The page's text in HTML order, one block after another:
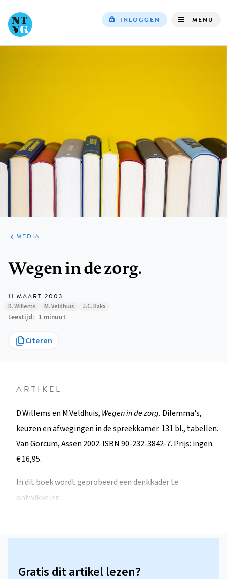
INLOGGEN MENU
ARTIKELEN
VARIA
MEDIA
Wegen in de zorg.
11 MAART 2003
D. Willems M. Veldhuis J.C. Bakx
Leestijd 1 minuut
Citeren
ARTIKEL
D.Willems en M.Veldhuis, Wegen in de zorg. Dilemma's,
keuzen en afwegingen in de spreekkamer. 131 bl., tabellen.
Van Gorcum, Assen 2002. ISBN 90-232-3842-7. Prijs: ingen.
€ 16,95.
In dit boek wordt geprobeerd een denkkader te
ontwikkelen…
Gratis dit artikel lezen?